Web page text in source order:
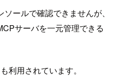
ールで確認できませんが、
サーバを一元管理できる
も利用されています。